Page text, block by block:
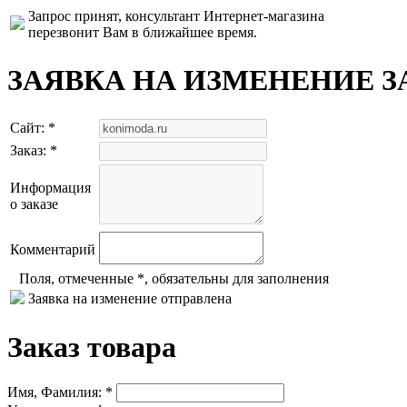
Запрос принят, консультант Интернет-магазина
перезвонит Вам в ближайшее время.
ЗАЯВКА НА ИЗМЕНЕНИЕ
Сайт: *
Заказ: *
Информация
о заказе
Комментарий
Поля, отмеченные *, обязательны для заполнения
Заявка на изменение отправлена
Заказ товара
Имя, Фамилия: *